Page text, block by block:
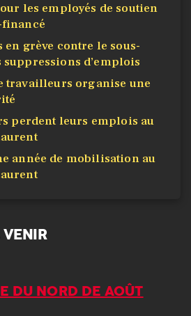
les employés de soutien
financé
en grève contre le sous-
d’emplois
travailleurs organise une
perdent leurs emplois au
année de mobilisation au
DU NORD DE AOÛT